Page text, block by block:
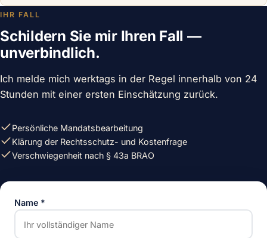
IHR FALL
Schildern Sie mir Ihren Fall —
unverbindlich.
Ich melde mich werktags in der Regel innerhalb von 24
Stunden mit einer ersten Einschätzung zurück.
Persönliche Mandatsbearbeitung
Klärung der Rechtsschutz- und Kostenfrage
Verschwiegenheit nach § 43a BRAO
Name *